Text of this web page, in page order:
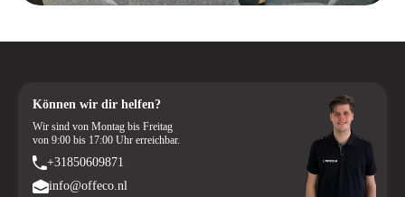
Können wir dir helfen?
Wir sind von Montag bis Freitag
von 9:00 bis 17:00 Uhr erreichbar.
+31850609871
info@offeco.nl